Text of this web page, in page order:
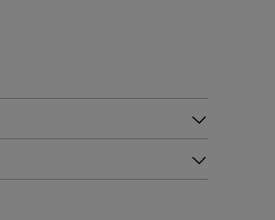
METHYL COCOYL TAURATE